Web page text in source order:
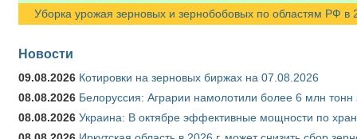
Уборка урожая зерновых и зернобобовых по областям РФ в
Новости
09.08.2026 Котировки на зерновых биржах на 07.08.2026
08.08.2026 Белоруссия: Аграрии намолотили более 6 млн тонн
08.08.2026 Украина: В октябре эффективные мощности по